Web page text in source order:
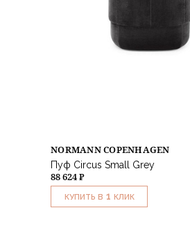
NORMANN COPENHAGEN
Пуф Circus Small Grey
88 624 ₽
КУПИТЬ В 1 КЛИК